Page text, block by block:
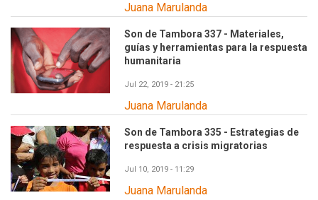
Juana Marulanda
Son de Tambora 337 - Materiales,
guías y herramientas para la respuesta
humanitaria
Jul 22, 2019 - 21:25
Juana Marulanda
Son de Tambora 335 - Estrategias de
respuesta a crisis migratorias
Jul 10, 2019 - 11:29
Juana Marulanda